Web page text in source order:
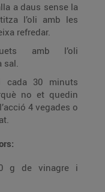
a daus sense la
l’oli amb les
refredar.
amb l’oli
sal.
cada 30 minuts
no et quedin
4 vegades o
g de vinagre i